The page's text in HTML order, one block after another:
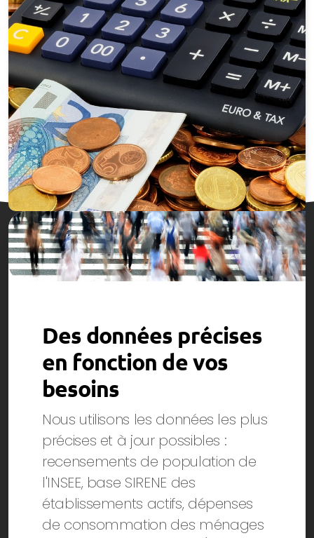
Des données précises
en fonction de vos
besoins
Nous utilisons les données les plus
précises et à jour possibles :
recensements de population de
l'INSEE, base SIRENE des
établissements actifs, dépenses
de consommation des ménages